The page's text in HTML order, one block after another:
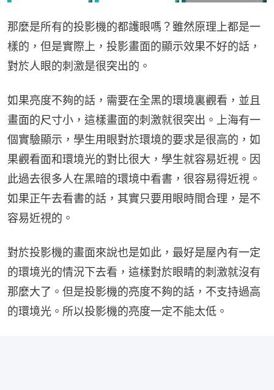
那麼是所有的投影機的都護眼嗎？雖然原理上都是一
樣的，但是實際上，投影畫面的顯示效果不好的話，
對於人眼的刺激是很突出的。
如果亮度不夠的話，需要在全黑的環境裏觀看，並且
畫面的尺寸小，這樣畫面的刺激就很突出。上海有一
個實驗顯示，學生用眼對於環境的要求是很高的，如
果觀看面和環境光的對比很大，學生就容易近視。因
此過去很多人在黑暗的環境中看書，很容易得近視。
如果正午去看書的話，其實只要用眼時間合理，是不
容易近視的。
對於投影機的畫面來說也是如此，最好是屋內有一定
的環境光的情況下去看，這樣對於眼睛的刺激就沒有
那麼大了。但是投影機的亮度不夠的話，不支持過高
的環境光。所以投影機的亮度一定不能太低。